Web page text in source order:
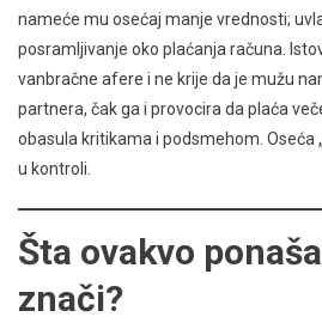
nameće mu osećaj manje vrednosti;
posramljivanje oko plaćanja računa.
vanbračne afere i ne krije da je mužu
partnera, čak ga i provocira da plaća
obasula kritikama i podsmehom. Oseća
u kontroli.
Šta ovakvo
znači?